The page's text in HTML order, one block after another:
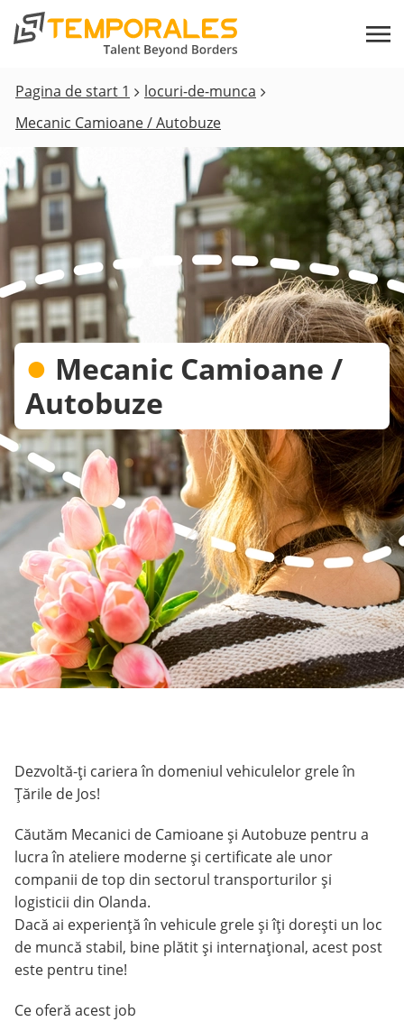
Pagina de start 1
locuri-de-munca
Mecanic Camioane / Autobuze
● Mecanic Camioane /
Autobuze
Dezvoltă-ți cariera în domeniul vehiculelor grele în
Țările de Jos!
Căutăm Mecanici de Camioane și Autobuze pentru a
lucra în ateliere moderne și certificate ale unor
companii de top din sectorul transporturilor și
logisticii din Olanda.
Dacă ai experiență în vehicule grele și îți dorești un loc
de muncă stabil, bine plătit și internațional, acest post
este pentru tine!
Ce oferă acest job